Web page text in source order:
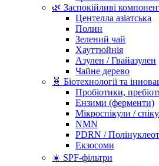
🌿 Заспокійливі
Центелла азіатська
Полин
Зелений чай
Хауттюйнія
Азулен / Гвайазулен
Чайне дерево
🧬 Біотехнології та
Пробіотики,
Ензими (ферменти)
Мікроспікули /
NMN
PDRN /
Екзосоми
☀️ SPF-фільтри